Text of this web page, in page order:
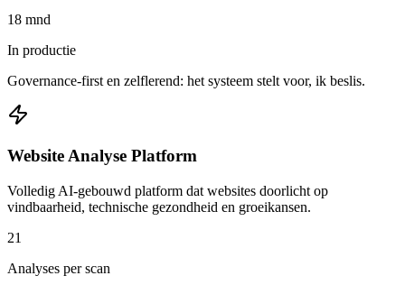
18 mnd
In productie
Governance-first en zelflerend: het systeem stelt voor, ik beslis.
Website Analyse Platform
Volledig AI-gebouwd platform dat websites doorlicht op
vindbaarheid, technische gezondheid en groeikansen.
21
Analyses per scan